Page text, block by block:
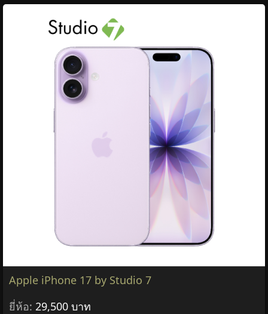
Apple iPhone 17 by Studio 7
ยี่ห้อ: 29,500 บาท